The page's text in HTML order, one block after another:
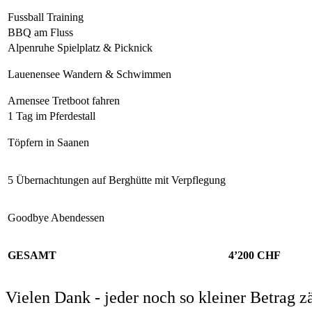
Fussball Training
BBQ am Fluss
Alpenruhe Spielplatz & Picknick
Lauenensee Wandern & Schwimmen
Arnensee Tretboot fahren
1 Tag im Pferdestall
Töpfern in Saanen
5 Übernachtungen auf Berghütte mit Verpflegung
Goodbye Abendessen
GESAMT 4’200 CHF
Vielen Dank - jeder noch so kleiner Betrag